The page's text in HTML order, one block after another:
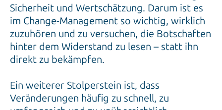
Sicherheit und Wertschätzung. Darum ist es
im Change-Management so wichtig, wirklich
zuzuhören und zu versuchen, die Botschaften
hinter dem Widerstand zu lesen – statt ihn
direkt zu bekämpfen.
Ein weiterer Stolperstein ist, dass
Veränderungen häufig zu schnell, zu